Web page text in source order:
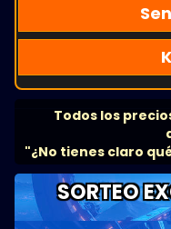
Todos los
"¿No tienes claro
SORTEO